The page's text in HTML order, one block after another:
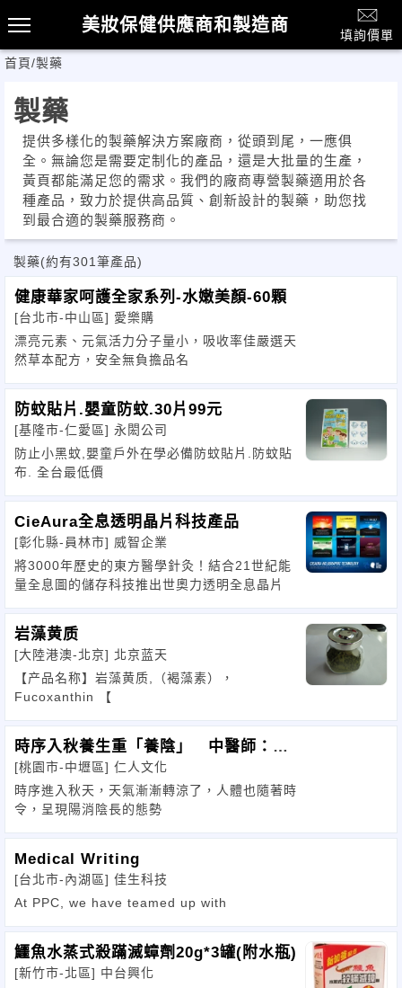
美妝保健供應商和製造商
填詢價單
首頁/製藥
製藥
提供多樣化的製藥解決方案廠商，從頭到尾，一應俱
全。無論您是需要定制化的產品，還是大批量的生產，
黃頁都能滿足您的需求。我們的廠商專營製藥適用於各
種產品，致力於提供高品質、創新設計的製藥，助您找
到最合適的製藥服務商。
製藥(約有301筆產品)
健康華家呵護全家系列-水嫩美顏-60顆
[台北市-中山區] 愛樂購
漂亮元素、元氣活力分子量小，吸收率佳嚴選天
然草本配方，安全無負擔品名
防蚊貼片.嬰童防蚊.30片99元
[基隆市-仁愛區] 永閎公司
防止小黑蚊,嬰童戶外在學必備防蚊貼片.防蚊貼
布. 全台最低價
CieAura全息透明晶片科技產品
[彰化縣-員林市] 威智企業
將3000年歷史的東方醫學針灸！結合21世紀能
量全息圖的儲存科技推出世奧力透明全息晶片
岩藻黄质
[大陸港澳-北京] 北京蓝天
【产品名称】岩藻黄质,（褐藻素），
Fucoxanthin 【
時序入秋養生重「養陰」 中醫師：宜
早睡早起、養肺潤燥
[桃園市-中壢區] 仁人文化
時序進入秋天，天氣漸漸轉涼了，人體也隨著時
令，呈現陽消陰長的態勢
Medical Writing
[台北市-內湖區] 佳生科技
At PPC, we have teamed up with
鱷魚水蒸式殺蹣滅蟑劑20g*3罐(附水瓶)
[新竹市-北區] 中台興化